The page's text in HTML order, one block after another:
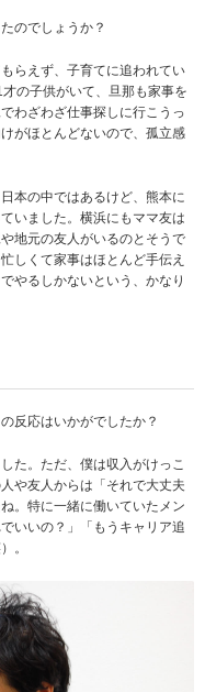
のでしょうか？
らえず、子育てに追われてい
の子供がいて、旦那も家事を
わざわざ仕事探しに行こうっ
がほとんどないので、孤立感
本の中ではあるけど、熊本に
いました。横浜にもママ友は
地元の友人がいるのとそうで
しくて家事はほとんど手伝え
やるしかないという、かなり
反応はいかがでしたか？
た。ただ、僕は収入がけっこ
や友人からは「それで大丈夫
。特に一緒に働いていたメン
いいの？」「もうキャリア追
。